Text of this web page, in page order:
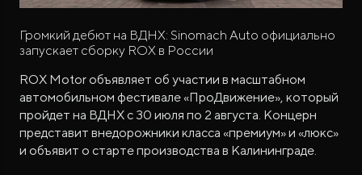
Громкий дебют на ВДНХ: Sinomach Auto официально
запускает сборку ROX в России
ROX Motor объявляет об участии в масштабном
автомобильном фестивале «ПроДвижение», который
пройдет на ВДНХ с 30 июля по 2 августа. Концерн
представит внедорожники класса «премиум» и «люкс»
и объявит о старте производства в Калининграде.